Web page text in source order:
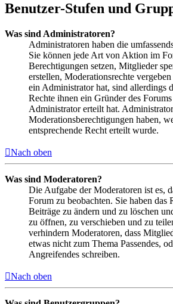
Benutzer-Stufen und
Was sind Administratoren?
Administratoren haben die
Sie können jede Art von Aktion im
Berechtigungen setzen, Mitglieder
erstellen, Moderationsrechte
ein Administrator hat, sind allerdings
Rechte ihnen ein Gründer des
Administrator erteilt hat.
Moderationsberechtigungen haben,
entsprechende Recht erteilt wurde.
Nach oben
Was sind Moderatoren?
Die Aufgabe der Moderatoren ist es,
Forum zu beobachten. Sie haben das
Beiträge zu ändern und zu löschen
zu öffnen, zu verschieben und zu
verhindern Moderatoren, dass
etwas nicht zum Thema Passendes,
Angreifendes schreiben.
Nach oben